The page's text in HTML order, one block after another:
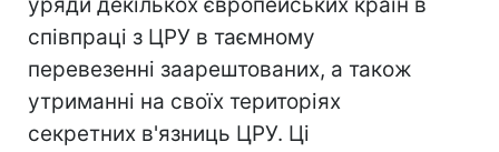
співпраці з ЦРУ в таємному
перевезенні заарештованих, а також
утриманні на своїх територіях
секретних в'язниць ЦРУ. Ці